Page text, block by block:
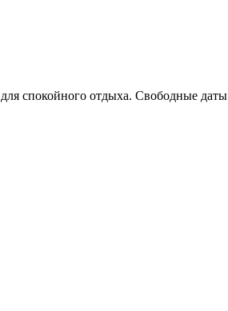
спокойного отдыха. Свободные